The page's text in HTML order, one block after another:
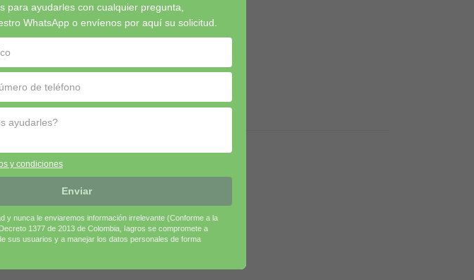
estrés hídrico.
compactación del producto.
para ayudarles con cualquier pregunta,
WhatsApp o envíenos por aquí su solicitud.
y condiciones
Enviar
y nunca le enviaremos información irrelevante (Conforme a la
1377 de 2013 de Colombia, Iagros se compromete a
sus usuarios y a manejar los datos personales de forma